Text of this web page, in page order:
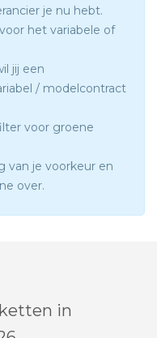
je nu hebt.
het variabele of
jij een
/ modelcontract
voor groene
van je voorkeur en
over.
in